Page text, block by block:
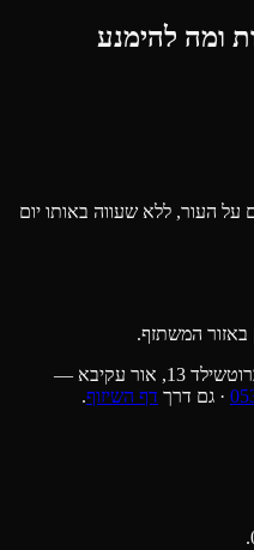
ומה להימנע
על העור, ללא שעווה באותו יום
באזור המשתזף.
ברוטשילד 13, אור עקיבא —
· גם דרך דף השיזוף.